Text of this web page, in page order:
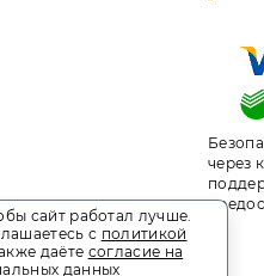
через
сайт работал лучше.
с политикой
даёте согласие на
данных